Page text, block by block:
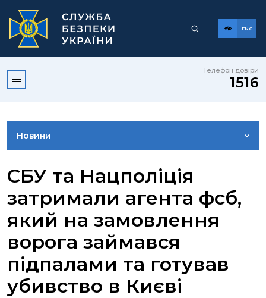
ENG
Телефон довіри
1516
Новини
ВІДЕОГАЛЕРЕЯ
КОНТАКТИ ПРЕСЦЕНТРУ
СБУ та Нацполіція
затримали агента фсб,
який на замовлення
ворога займався
підпалами та готував
убивство в Києві